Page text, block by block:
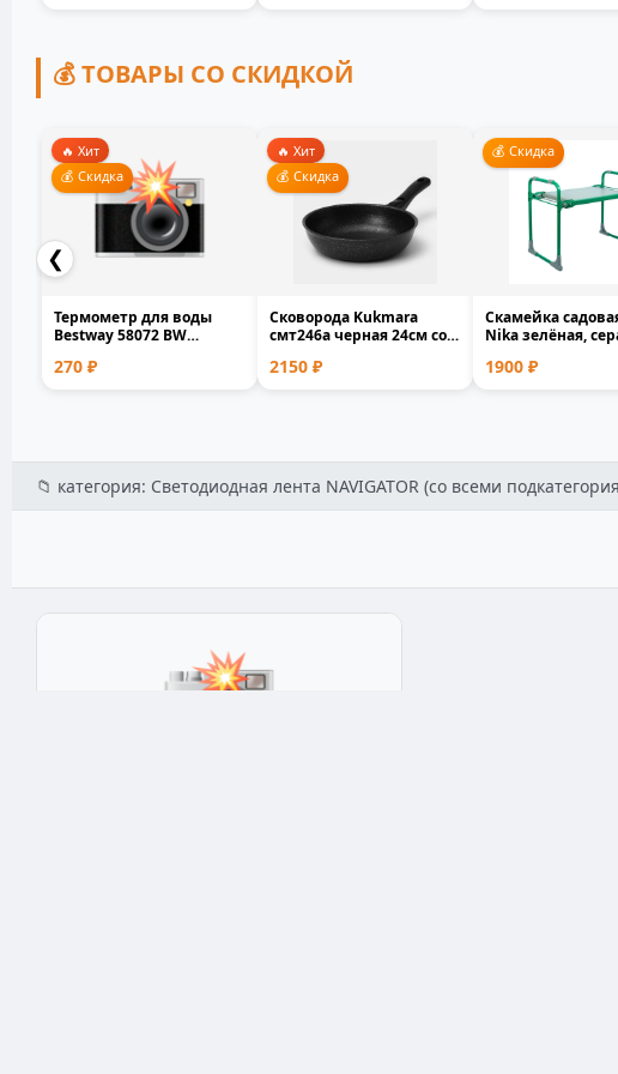
💰 ТОВАРЫ СО СКИДКОЙ
❮
🔥 Хит
💰 Скидка
Термометр для воды
Bestway 58072 BW
бассейна и...
270 ₽
🔥 Хит
💰 Скидка
Сковорода Kukmara
смт246а черная 24см со
2150 ₽
💰 Скидка
Скамейка
Nika зелёная,
1900 ₽
📁 категория: Светодиодная лента NAVIGATOR (со всеми